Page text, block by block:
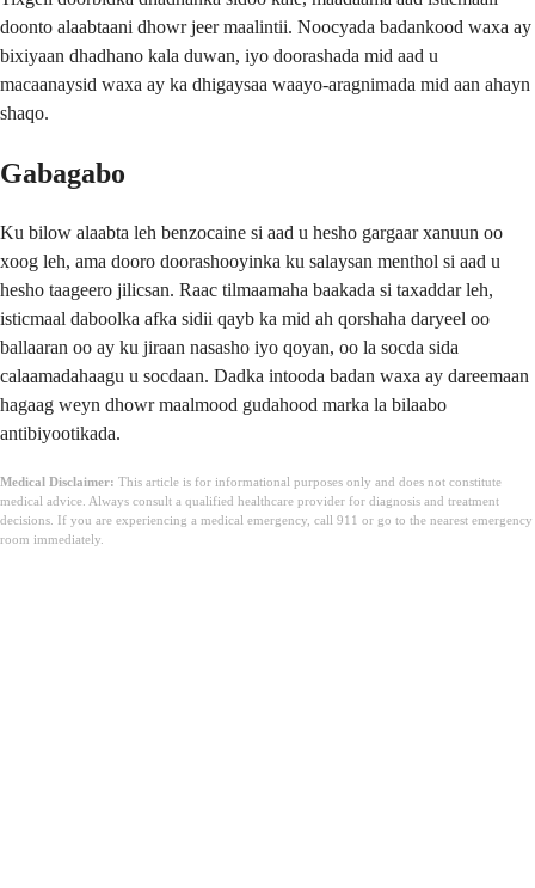
doonto alaabtaani dhowr jeer maalintii. Noocyada badankood waxa ay
bixiyaan dhadhano kala duwan, iyo doorashada mid aad u
macaanaysid waxa ay ka dhigaysaa waayo-aragnimada mid aan ahayn
shaqo.
Gabagabo
Ku bilow alaabta leh benzocaine si aad u hesho gargaar xanuun oo
xoog leh, ama dooro doorashooyinka ku salaysan menthol si aad u
hesho taageero jilicsan. Raac tilmaamaha baakada si taxaddar leh,
isticmaal daboolka afka sidii qayb ka mid ah qorshaha daryeel oo
ballaaran oo ay ku jiraan nasasho iyo qoyan, oo la socda sida
calaamadahaagu u socdaan. Dadka intooda badan waxa ay dareemaan
hagaag weyn dhowr maalmood gudahood marka la bilaabo
antibiyootikada.
Medical Disclaimer: This article is for informational purposes only and does not constitute
medical advice. Always consult a qualified healthcare provider for diagnosis and treatment
decisions. If you are experiencing a medical emergency, call 911 or go to the nearest emergency
room immediately.